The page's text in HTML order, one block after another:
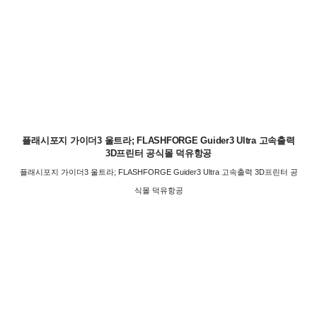
플래시포지 가이더3 울트라; FLASHFORGE Guider3 Ultra 고속출력
3D프린터 공식몰 덕유항공
플래시포지 가이더3 울트라; FLASHFORGE Guider3 Ultra 고속출력 3D프린터 공
식몰 덕유항공